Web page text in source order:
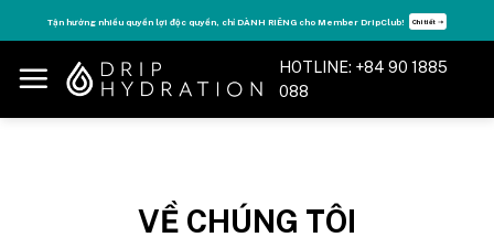
Tận hưởng nhiều quyền lợi độc quyền, chỉ DÀNH RIÊNG cho Member DripClub! Chi tiết ➝
HOTLINE: +84 90 1885
088
VỀ CHÚNG TÔI